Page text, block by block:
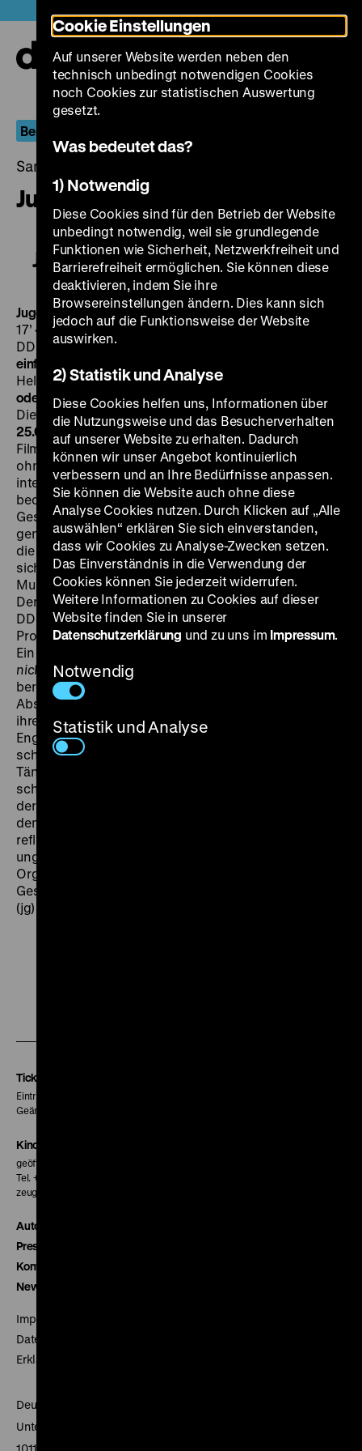
zum
Seiteninhalt
springen
Berlin.Dokument
Samstag, 22. September 2018, 18.30 - 00.00 Uhr
Jugend-Zeit in Ost-Berlin
Jugend-Zeit in Ost-Berlin
Jugend-Zeit ... in der StadtDDR 1979, R: Roland Steiner,
17’· 35mm Wenn jeder tanzen würde, wie er wollte, na!
DDR 1972, R: Winfried Junge, 26’
einfach leben. Engerling Blues Band Berlin
Helmut Heine, Bernd Maywald, 26’
oder ich weiß nicht, ob es akzeptiert wird…DDR 1979, R:
Dietmar Wolf, 19’
Beta SP
SA 22.09. um 18.30 Uhr + DI
25.09. um 20 Uhr · Einführung: Jeanpaul Goergen Vier
Filme über Ost-Berliner Jugendliche: Beobachtungen
ohne besserwisserische Kommentare, neugierig und
intensiv. Wenn jeder tanzen würde, wie er wollte, na!
beobachtet Jugendliche zwischen Beat und
Gesellschaftstanz: hier gelöst und ungezwungen, dort
genormt und steif.Blues ist einfach lebenporträtiert
die Engerling Blues Band. Die Bandmitglieder stellen
sich in ihren Berufen vor und berichten, wie sie zur
Musik und insbesondere zum Blues gekommen sind.
Der an der Hochschule für Film und Fernsehen der
DDR entstandene Film besucht die Band in ihrem
Probenraum und dokumentiert Auftritte bei Konzerten.
Ein weiterer Hochschulfilm,
nicht, ob es akzeptiert wird…,
beruflichen und privaten Wünschen einer 17-jährigen
Absolventin der Staatlichen Ballettschule Berlin. Da
ihre Familie in Berlin lebt, wünscht sie sich ein
Engagement in der Stadt. Die Prüfungskommission
schlägt dagegen Schwerin oder Weimar vor. Die junge
Tänzerin bricht in Tränen aus und akzeptiert
schließlich einen Alternativvorschlag. Jugend-Zeit ... in
der Stadt: Das ist nicht nur Abhängen, Tanzen und mit
dem Moped durch das Viertel düsen. Ohne Scheu
reflektieren die Jugendlichen über die neuen und
ungewohnten Verpflichtungen auf der Arbeit, die
Organisation ihres Alltags, übers Kinderkriegen, die
Gestaltung ihrer ersten Wohnung und ihrer Zukunft.
(jg)
Tickets
Eintritt 5 €
Geänderte Preise sind im Programm vermerkt.
Kinokasse
geöffnet 30 Minuten vor Beginn der ersten Vorstellung
Tel. + 49 30 20304-770
zeughauskino@dhm.de
Autor*innen
Presse
Kontakt
Newsletter
Impressum
Datenschutz
Erklärung digitale Barrierefreiheit
Deutsches Historisches Museum
Unter den Linden 2
10117 Berlin
Cookie Einstellungen
Auf unserer Website werden neben den
technisch unbedingt notwendigen Cookies
noch Cookies zur statistischen Auswertung
gesetzt.
Was bedeutet das?
1) Notwendig
Diese Cookies sind für den Betrieb der Website
unbedingt notwendig, weil sie grundlegende
Funktionen wie Sicherheit, Netzwerkfreiheit und
Barrierefreiheit ermöglichen. Sie können diese
deaktivieren, indem Sie ihre
Browsereinstellungen ändern. Dies kann sich
jedoch auf die Funktionsweise der Website
auswirken.
2) Statistik und Analyse
Diese Cookies helfen uns, Informationen über
die Nutzungsweise und das Besucherverhalten
auf unserer Website zu erhalten. Dadurch
können wir unser Angebot kontinuierlich
verbessern und an Ihre Bedürfnisse anpassen.
Sie können die Website auch ohne diese
Analyse Cookies nutzen. Durch Klicken auf „Alle
auswählen“ erklären Sie sich einverstanden,
dass wir Cookies zu Analyse-Zwecken setzen.
Das Einverständnis in die Verwendung der
Cookies können Sie jederzeit widerrufen.
Weitere Informationen zu Cookies auf dieser
Website finden Sie in unserer
Datenschutzerklärung und zu uns im Impressum.
Notwendig
Statistik und Analyse